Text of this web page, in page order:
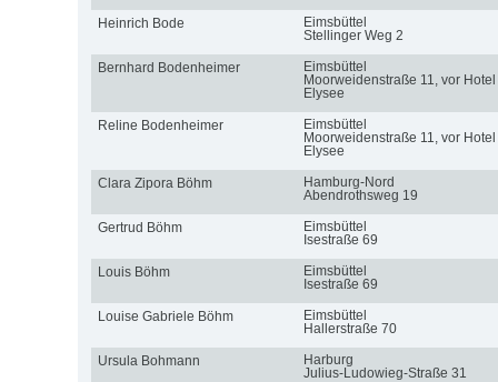
Heinrich Bode
Eimsbüttel
Stellinger Weg 2
Bernhard Bodenheimer
Eimsbüttel
Moorweidenstraße 11, vor Hotel
Elysee
Reline Bodenheimer
Eimsbüttel
Moorweidenstraße 11, vor Hotel
Elysee
Clara Zipora Böhm
Hamburg-Nord
Abendrothsweg 19
Gertrud Böhm
Eimsbüttel
Isestraße 69
Louis Böhm
Eimsbüttel
Isestraße 69
Louise Gabriele Böhm
Eimsbüttel
Hallerstraße 70
Ursula Bohmann
Harburg
Julius-Ludowieg-Straße 31